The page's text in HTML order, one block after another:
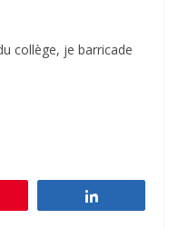
collège, je barricade